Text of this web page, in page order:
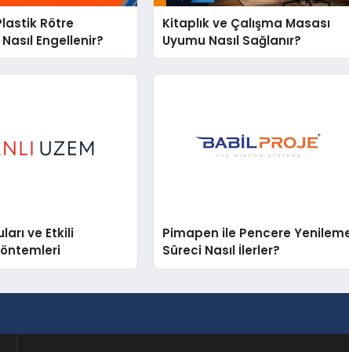
Rötre
Engellenir?
Kitaplık ve Çalışma Masası
Uyumu Nasıl Sağlanır?
ve Etkili
Pimapen ile Pencere
Süreci Nasıl İlerler?